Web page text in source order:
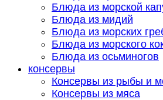
Блюда из морской
Блюда из мидий
Блюда из морских
Блюда из морского
Блюда из осьминогов
консервы
Консервы из рыбы и
Консервы из мяса